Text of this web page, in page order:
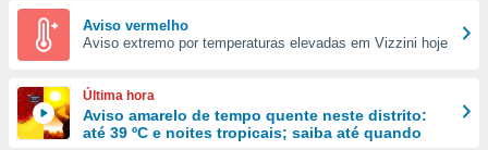
e
forma
digital
Aviso vermelho
Aviso extremo por temperaturas elevadas em Vizzini hoje
Última hora
Aviso amarelo de tempo quente neste distrito:
até 39 ºC e noites tropicais; saiba até quando